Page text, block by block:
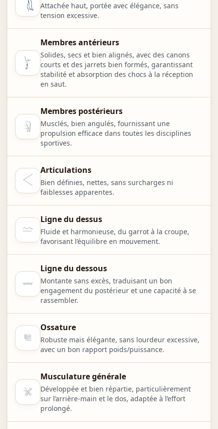
Attachée haut, portée avec élégance, sans
tension excessive.
Membres antérieurs
Solides, secs et bien alignés, avec des canons
courts et des jarrets bien formés, garantissant
stabilité et absorption des chocs à la réception
en saut.
Membres postérieurs
Musclés, bien angulés, fournissant une
propulsion efficace dans toutes les disciplines
sportives.
Articulations
Bien définies, nettes, sans surcharges ni
faiblesses apparentes.
Ligne du dessus
Fluide et harmonieuse, du garrot à la croupe,
favorisant l’équilibre en mouvement.
Ligne du dessous
Montante sans excès, traduisant un bon
engagement du postérieur et une capacité à se
rassembler.
Ossature
Robuste mais élégante, sans lourdeur excessive,
avec un bon rapport poids/puissance.
Musculature générale
Développée et bien répartie, particulièrement
sur l’arrière-main et le dos, adaptée à l’effort
prolongé.